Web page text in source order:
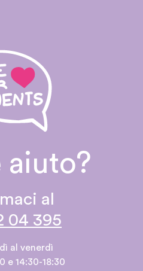
aiuto?
al
04 395
al venerdì
e 14:30-18:30